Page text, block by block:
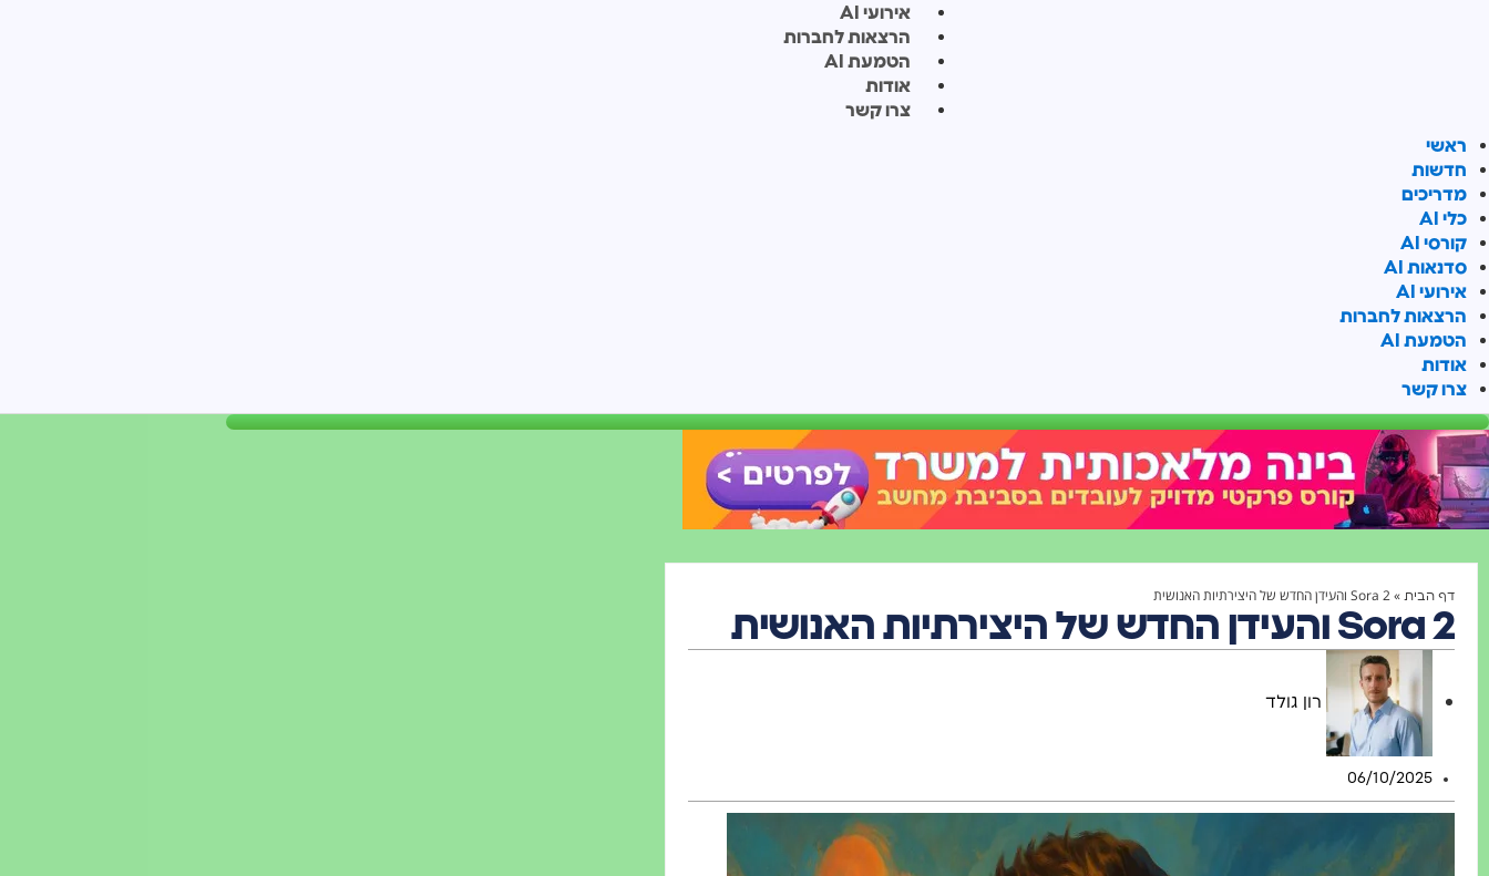
אירועי AI
הרצאות לחברות
הטמעת AI
אודות
צרו קשר
ראשי
חדשות
מדריכים
כלי AI
קורסי AI
סדנאות AI
אירועי AI
הרצאות לחברות
הטמעת AI
אודות
צרו קשר
דף הבית »Sora 2 והעידן החדש של היצירתיות האנושית
Sora 2 והעידן החדש של היצירתיות האנושית
רון גולד
06/10/2025